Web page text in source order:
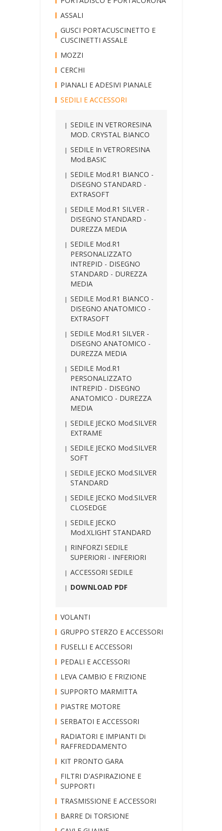
ASSALI
GUSCI PORTACUSCINETTO E
CUSCINETTI ASSALE
MOZZI
CERCHI
PIANALI E ADESIVI PIANALE
SEDILI E ACCESSORI
SEDILE IN VETRORESINA
MOD. CRYSTAL BIANCO
SEDILE In VETRORESINA
Mod.BASIC
SEDILE Mod.R1 BIANCO -
DISEGNO STANDARD -
EXTRASOFT
SEDILE Mod.R1 SILVER -
DISEGNO STANDARD -
DUREZZA MEDIA
SEDILE Mod.R1
PERSONALIZZATO
INTREPID - DISEGNO
STANDARD - DUREZZA
MEDIA
SEDILE Mod.R1 BIANCO -
DISEGNO ANATOMICO -
EXTRASOFT
SEDILE Mod.R1 SILVER -
DISEGNO ANATOMICO -
DUREZZA MEDIA
SEDILE Mod.R1
PERSONALIZZATO
INTREPID - DISEGNO
ANATOMICO - DUREZZA
MEDIA
SEDILE JECKO Mod.SILVER
EXTRAME
SEDILE JECKO Mod.SILVER
SOFT
SEDILE JECKO Mod.SILVER
STANDARD
SEDILE JECKO Mod.SILVER
CLOSEDGE
SEDILE JECKO
Mod.XLIGHT STANDARD
RINFORZI SEDILE
SUPERIORI - INFERIORI
ACCESSORI SEDILE
DOWNLOAD PDF
VOLANTI
GRUPPO STERZO E ACCESSORI
FUSELLI E ACCESSORI
PEDALI E ACCESSORI
LEVA CAMBIO E FRIZIONE
SUPPORTO MARMITTA
PIASTRE MOTORE
SERBATOI E ACCESSORI
RADIATORI E IMPIANTI Di
RAFFREDDAMENTO
KIT PRONTO GARA
FILTRI D'ASPIRAZIONE E
SUPPORTI
TRASMISSIONE E ACCESSORI
BARRE Di TORSIONE